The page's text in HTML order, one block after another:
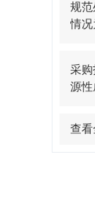
规范
情
采
源
查看